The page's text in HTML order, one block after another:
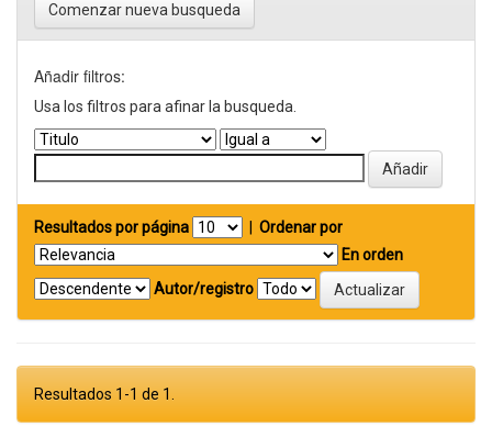
Comenzar nueva busqueda
Añadir filtros:
Usa los filtros para afinar la busqueda.
Resultados por página
Ordenar por
En orden
Autor/registro
Resultados 1-1 de 1.